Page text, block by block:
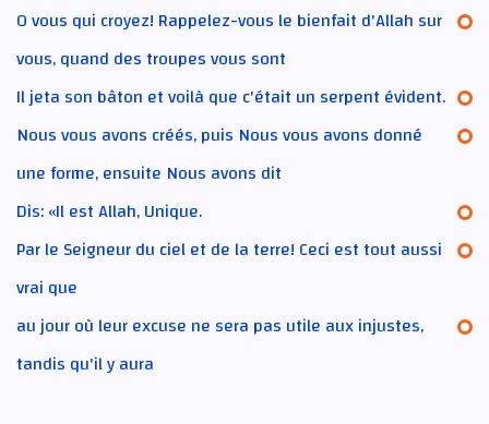
O vous qui croyez! Rappelez-vous le bienfait d'Allah sur
vous, quand des troupes vous sont
Il jeta son bâton et voilà que c'était un serpent évident.
Nous vous avons créés, puis Nous vous avons donné
une forme, ensuite Nous avons dit
Dis: «Il est Allah, Unique.
Par le Seigneur du ciel et de la terre! Ceci est tout aussi
vrai que
au jour où leur excuse ne sera pas utile aux injustes,
tandis qu'il y aura